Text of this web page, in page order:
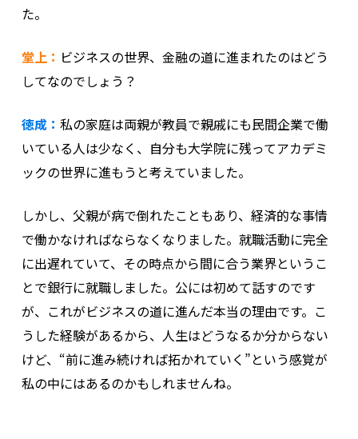
た。
堂上： ビジネスの世界、金融の道に進まれたのはどう
してなのでしょう？
徳成： 私の家庭は両親が教員で親戚にも民間企業で働
いている人は少なく、自分も大学院に残ってアカデミ
ックの世界に進もうと考えていました。
しかし、父親が病で倒れたこともあり、経済的な事情
で働かなければならなくなりました。就職活動に完全
に出遅れていて、その時点から間に合う業界というこ
とで銀行に就職しました。公には初めて話すのです
が、これがビジネスの道に進んだ本当の理由です。こ
うした経験があるから、人生はどうなるか分からない
けど、“前に進み続ければ拓かれていく”という感覚が
私の中にはあるのかもしれませんね。